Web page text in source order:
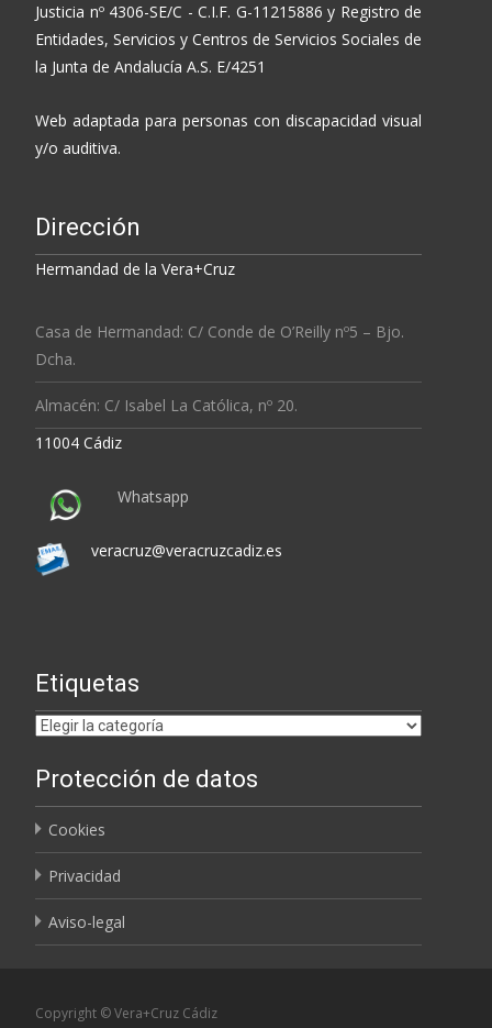
Justicia nº 4306-SE/C - C.I.F. G-11215886 y Registro de
Entidades, Servicios y Centros de Servicios Sociales de
la Junta de Andalucía A.S. E/4251
Web adaptada para personas con discapacidad visual
y/o auditiva.
Dirección
Hermandad de la Vera+Cruz
Casa de Hermandad: C/ Conde de O’Reilly nº5 – Bjo.
Dcha.
Almacén: C/ Isabel La Católica, nº 20.
11004 Cádiz
Whatsapp
veracruz@veracruzcadiz.es
Etiquetas
Etiquetas
Protección de datos
Cookies
Privacidad
Aviso-legal
Copyright © Vera+Cruz Cádiz